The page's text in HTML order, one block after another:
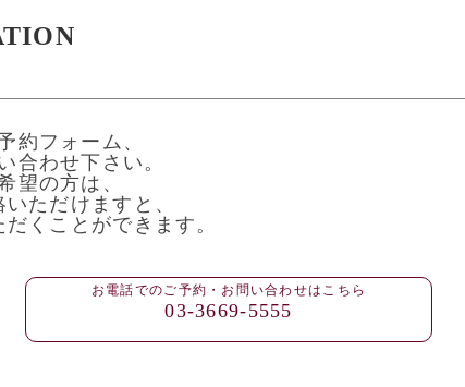
約フォーム、
合わせ下さい。
望の方は、
ただけますと、
くことができます。
お電話でのご予約・お問い合わせはこちら
03-3669-5555